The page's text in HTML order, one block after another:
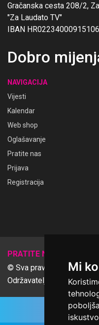
Mi
Gračanska cesta 208/2,
"Za Laudato TV"
IBAN
Dobro
NAVIGACIJA
Vijesti
Kalendar
Web shop
Oglašavanje
Pratite nas
Prijava
Registracija
PRATITE NAS
© Sva prava pridržana
Održavatelj Netcom d.o.o.,